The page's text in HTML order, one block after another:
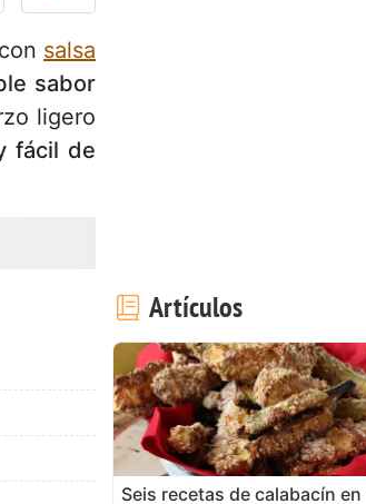
salsa
sabor
ligero
fácil de
Artículos
Seis recetas de calabacín